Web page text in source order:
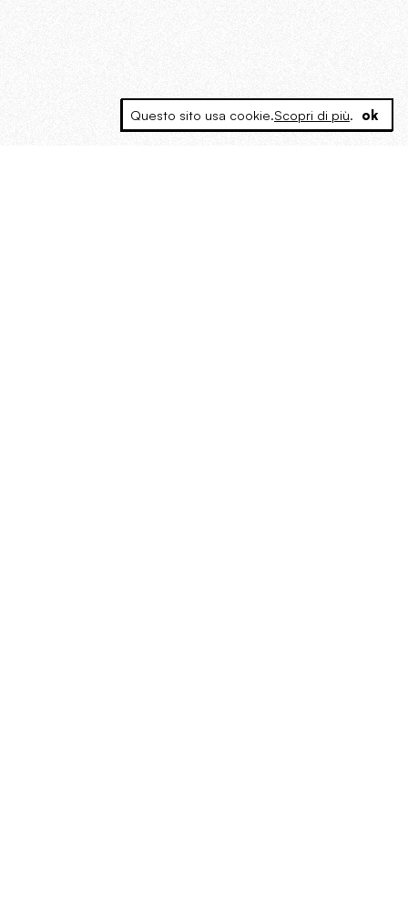
Questo sito usa cookie.Scopri di più. ok